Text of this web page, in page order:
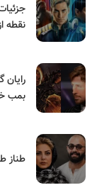
نقطه
بمب
طناز